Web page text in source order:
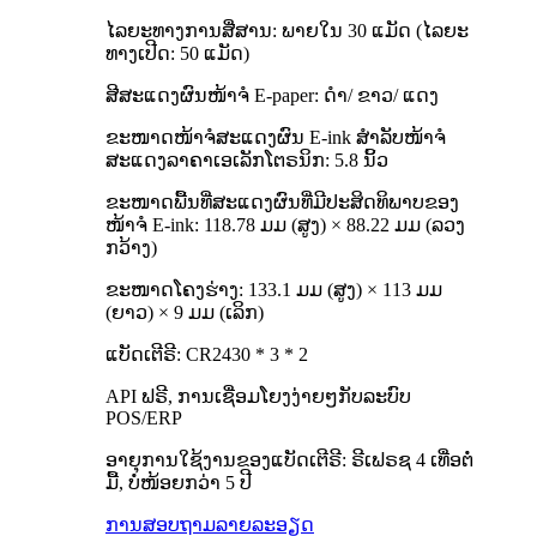
ໄລຍະທາງການສື່ສານ: ພາຍໃນ 30 ແມັດ (ໄລຍະ
ທາງເປີດ: 50 ແມັດ)
ສີສະແດງຜົນໜ້າຈໍ E-paper: ດຳ/ ຂາວ/ ແດງ
ຂະໜາດໜ້າຈໍສະແດງຜົນ E-ink ສຳລັບໜ້າຈໍ
ສະແດງລາຄາເອເລັກໂຕຣນິກ: 5.8 ນິ້ວ
ຂະໜາດພື້ນທີ່ສະແດງຜົນທີ່ມີປະສິດທິພາບຂອງ
ໜ້າຈໍ E-ink: 118.78 ມມ (ສູງ) × 88.22 ມມ (ລວງ
ກວ້າງ)
ຂະໜາດໂຄງຮ່າງ: 133.1 ມມ (ສູງ) × 113 ມມ
(ຍາວ) × 9 ມມ (ເລິກ)
ແບັດເຕີຣີ: CR2430 * 3 * 2
API ຟຣີ, ການເຊື່ອມໂຍງງ່າຍໆກັບລະບົບ
POS/ERP
ອາຍຸການໃຊ້ງານຂອງແບັດເຕີຣີ: ຣີເຟຣຊ 4 ເທື່ອຕໍ່
ມື້, ບໍ່ໜ້ອຍກວ່າ 5 ປີ
ການສອບຖາມລາຍລະອຽດ